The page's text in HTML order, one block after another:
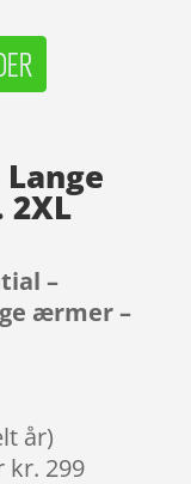
2XL
–
ærmer –
år)
kr. 299